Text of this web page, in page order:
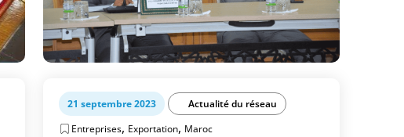
21 septembre 2023
Actualité du réseau
Entreprises, Exportation, Maroc